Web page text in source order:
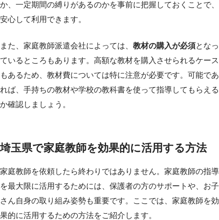
か、一定期間の縛りがあるのかを事前に把握しておくことで、
安心して利用できます。
また、家庭教師派遣会社によっては、 教材の購入が必須となっ
ているところもあります。高額な教材を購入させられるケース
もあるため、教材費については特に注意が必要です。可能であ
れば、手持ちの教材や学校の教科書を使って指導してもらえる
か確認しましょう。
埼玉県で家庭教師を効果的に活用する方法
家庭教師を依頼したら終わりではありません。家庭教師の指導
を最大限に活用するためには、保護者の方のサポートや、お子
さん自身の取り組み姿勢も重要です。ここでは、家庭教師を効
果的に活用するための方法をご紹介します。